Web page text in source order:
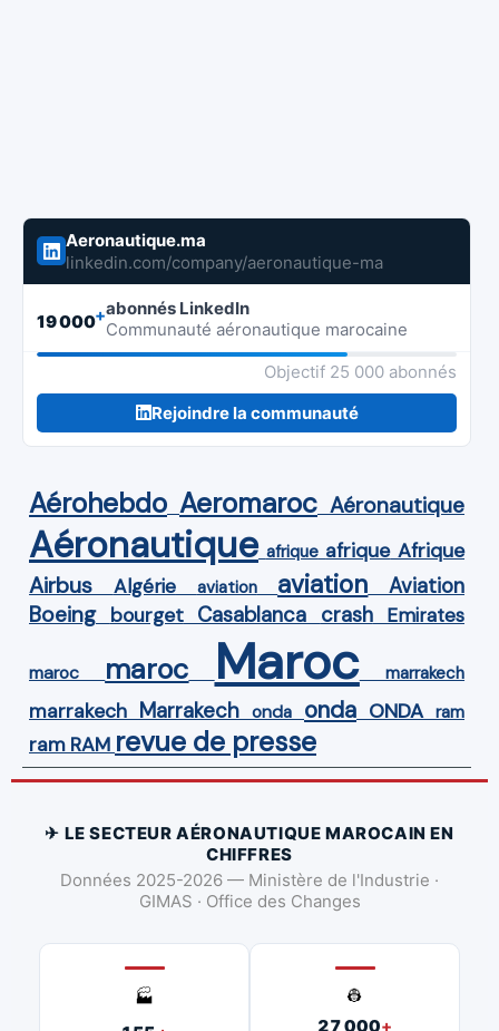
Aeronautique.ma
linkedin.com/company/aeronautique-ma
19 000+abonnés LinkedIn
Communauté aéronautique marocaine
Objectif 25 000 abonnés
Rejoindre la communauté
Aérohebdo Aeromaroc Aéronautique
Aéronautique afrique afrique Afrique
Airbus Algérie aviation aviation Aviation
Boeing bourget Casablanca crash Emirates
maroc maroc Maroc marrakech
marrakech Marrakech onda onda ONDA ram
ram RAM revue de presse
✈ LE SECTEUR AÉRONAUTIQUE MAROCAIN EN
CHIFFRES
Données 2025-2026 — Ministère de l'Industrie ·
GIMAS · Office des Changes
🏭
👷
27 000+